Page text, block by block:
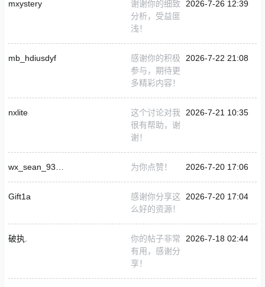
mxystery
谢谢你的细致
分析，受益匪
浅！
2026-7-26 12:39
mb_hdiusdyf
感谢你的积极
参与，期待更
多精彩内容！
2026-7-22 21:08
nxlite
这个讨论对我
很有帮助，谢
谢！
2026-7-21 10:35
为你点赞！ 2026-7-20 17:06
Gift1a
感谢你分享这
么好的资源！
2026-7-20 17:04
破执.
你的帖子非常
有用，感谢分
享！
2026-7-18 02:44